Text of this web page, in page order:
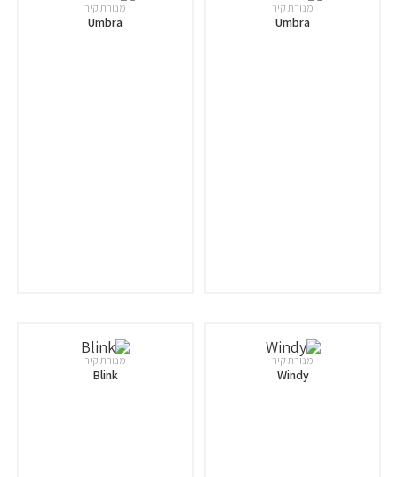
מנורת קיר
Umbra
מנורת קיר
Umbra
מנורת קיר
Windy
מנורת קיר
Blink